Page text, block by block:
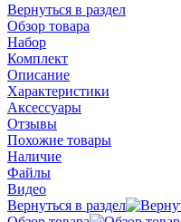
Вернуться в раздел
Обзор товара
Набор
Комплект
Описание
Характеристики
Аксессуары
Отзывы
Похожие товары
Наличие
Файлы
Видео
Вернуться в раздел